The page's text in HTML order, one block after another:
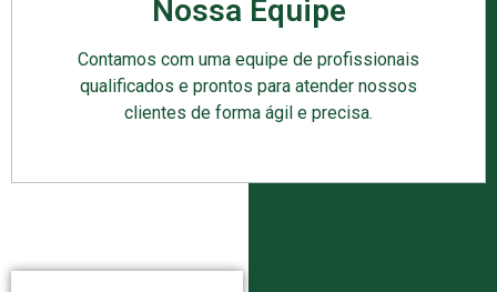
Nossa Equipe
Contamos com uma equipe de profissionais
qualificados e prontos para atender nossos
clientes de forma ágil e precisa.